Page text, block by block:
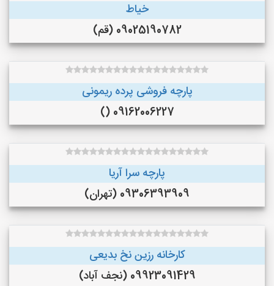
خیاط
09025190782 (قم)
پارچه فروشی پرده ریمونی
09162006227 ()
پارچه سرا آریا
09306393909 (تهران)
کارخانه رزین نخ بدیعی
09923091429 (نجف‌ آباد)